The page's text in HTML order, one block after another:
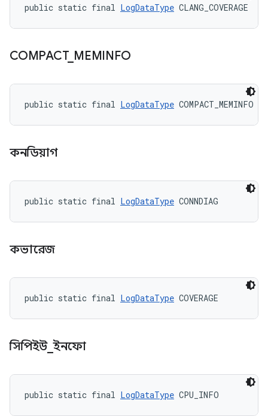
public static final LogDataType CLANG_COVERAGE
COMPACT_ MEMINFO
public static final LogDataType COMPACT_MEMINFO
কনডিয়াগ
public static final LogDataType CONNDIAG
কভারেজ
public static final LogDataType COVERAGE
সিপিইউ_ইনফো
public static final LogDataType CPU_INFO